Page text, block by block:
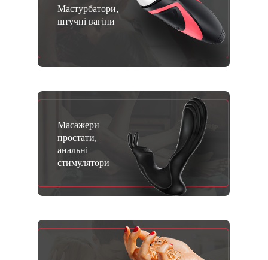
Мастурбатори,
штучні вагіни
Масажери
простати,
анальні
стимулятори